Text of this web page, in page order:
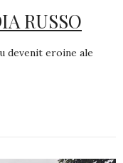
RUSSO
devenit eroine ale